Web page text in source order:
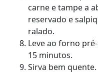
carne e tampe a
reservado e
ralado.
Leve ao forno
15 minutos.
Sirva bem quente.